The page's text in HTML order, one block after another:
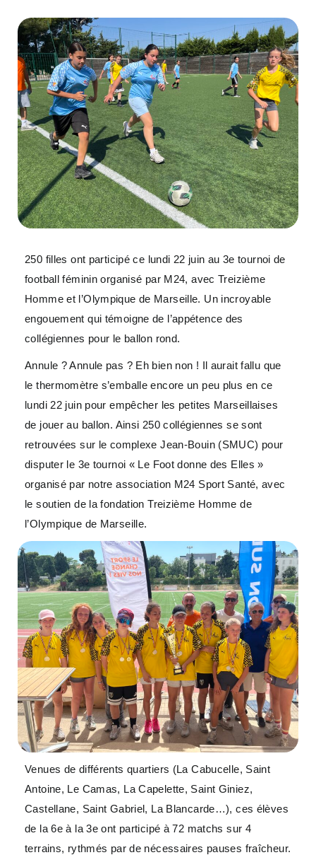
250 filles ont participé ce lundi 22 juin au 3e tournoi de
football féminin organisé par M24, avec Treizième
Homme et l’Olympique de Marseille. Un incroyable
engouement qui témoigne de l’appétence des
collégiennes pour le ballon rond.
Annule ? Annule pas ? Eh bien non ! Il aurait fallu que
le thermomètre s’emballe encore un peu plus en ce
lundi 22 juin pour empêcher les petites Marseillaises
de jouer au ballon. Ainsi 250 collégiennes se sont
retrouvées sur le complexe Jean-Bouin (SMUC) pour
disputer le 3e tournoi « Le Foot donne des Elles »
organisé par notre association M24 Sport Santé, avec
le soutien de la fondation Treizième Homme de
l’Olympique de Marseille.
Venues de différents quartiers (La Cabucelle, Saint
Antoine, Le Camas, La Capelette, Saint Giniez,
Castellane, Saint Gabriel, La Blancarde…), ces élèves
de la 6e à la 3e ont participé à 72 matchs sur 4
terrains, rythmés par de nécessaires pauses fraîcheur.